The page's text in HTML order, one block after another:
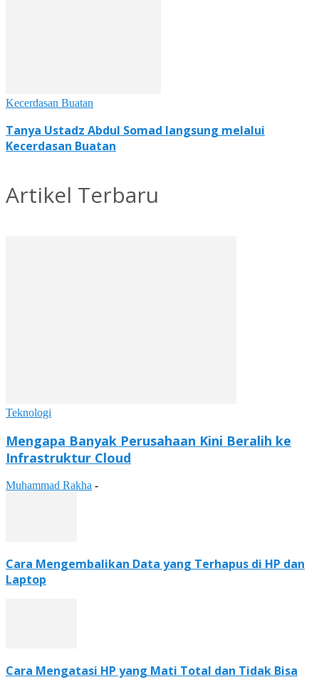
Kecerdasan Buatan
Tanya Ustadz Abdul Somad langsung melalui
Kecerdasan Buatan
Artikel Terbaru
Teknologi
Mengapa Banyak Perusahaan Kini Beralih ke
Infrastruktur Cloud
Muhammad Rakha -
Cara Mengembalikan Data yang Terhapus di HP dan
Laptop
Cara Mengatasi HP yang Mati Total dan Tidak Bisa